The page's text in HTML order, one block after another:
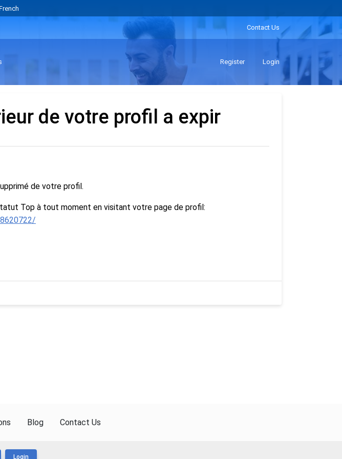
Contact Us
Register Login
de votre profil a expir
de votre profil.
Top à tout moment en visitant votre page de profil:
Blog Contact Us
Login